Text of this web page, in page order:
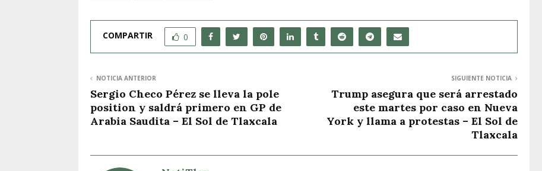
COMPARTIR 0
NOTICIA ANTERIOR
Sergio Checo Pérez se lleva la pole
position y saldrá primero en GP de
Arabia Saudita – El Sol de Tlaxcala
SIGUIENTE NOTICIA
Trump asegura que será arrestado
este martes por caso en Nueva
York y llama a protestas – El Sol de
Tlaxcala